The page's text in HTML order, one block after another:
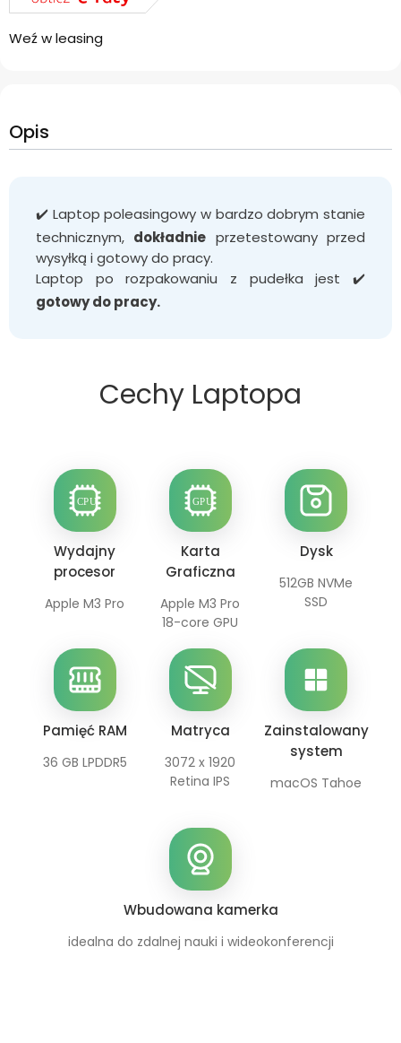
Weź w leasing
Opis
✔️ Laptop poleasingowy w bardzo dobrym stanie
technicznym, dokładnie przetestowany przed
wysyłką i gotowy do pracy.
Laptop po rozpakowaniu z pudełka jest ✔️
gotowy do pracy.
Cechy Laptopa
Wydajny
procesor
Apple M3 Pro
Karta
Graficzna
Apple M3 Pro
18-core GPU
Dysk
512GB NVMe
SSD
Pamięć RAM
36 GB LPDDR5
Matryca
3072 x 1920
Retina IPS
Zainstalowany
system
macOS Tahoe
Wbudowana kamerka
idealna do zdalnej nauki i wideokonferencji